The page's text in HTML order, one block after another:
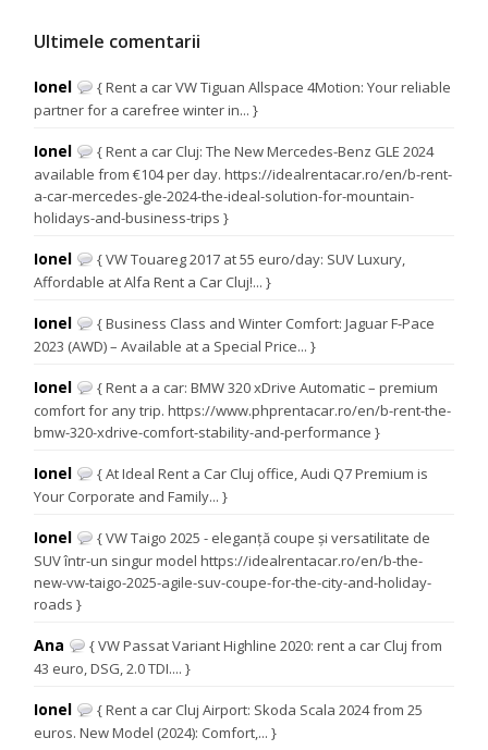
Ultimele comentarii
Ionel
{ Rent a car VW Tiguan Allspace 4Motion: Your reliable
partner for a carefree winter in... }
Ionel
{ Rent a car Cluj: The New Mercedes-Benz GLE 2024
available from €104 per day. https://idealrentacar.ro/en/b-rent-
a-car-mercedes-gle-2024-the-ideal-solution-for-mountain-
holidays-and-business-trips }
Ionel
{ VW Touareg 2017 at 55 euro/day: SUV Luxury,
Affordable at Alfa Rent a Car Cluj!... }
Ionel
{ Business Class and Winter Comfort: Jaguar F-Pace
2023 (AWD) – Available at a Special Price... }
Ionel
{ Rent a a car: BMW 320 xDrive Automatic – premium
comfort for any trip. https://www.phprentacar.ro/en/b-rent-the-
bmw-320-xdrive-comfort-stability-and-performance }
Ionel
{ At Ideal Rent a Car Cluj office, Audi Q7 Premium is
Your Corporate and Family... }
Ionel
{ VW Taigo 2025 - eleganță coupe și versatilitate de
SUV într-un singur model https://idealrentacar.ro/en/b-the-
new-vw-taigo-2025-agile-suv-coupe-for-the-city-and-holiday-
roads }
Ana
{ VW Passat Variant Highline 2020: rent a car Cluj from
43 euro, DSG, 2.0 TDI.... }
Ionel
{ Rent a car Cluj Airport: Skoda Scala 2024 from 25
euros. New Model (2024): Comfort,... }